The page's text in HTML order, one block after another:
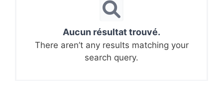
Aucun résultat trouvé.
There aren’t any results matching your
search query.